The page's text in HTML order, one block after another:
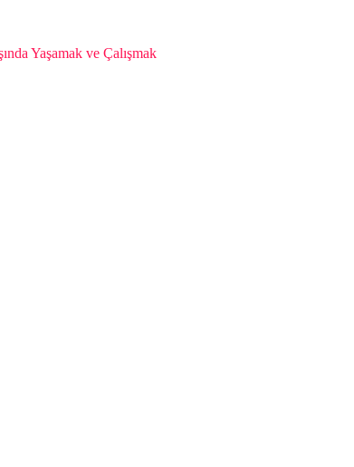
Yaşamak ve Çalışmak